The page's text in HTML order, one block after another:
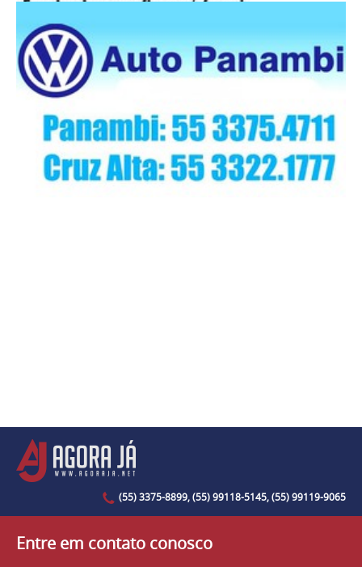
(55) 3375-8899, (55) 99118-5145, (55) 99119-9065
Entre em contato conosco